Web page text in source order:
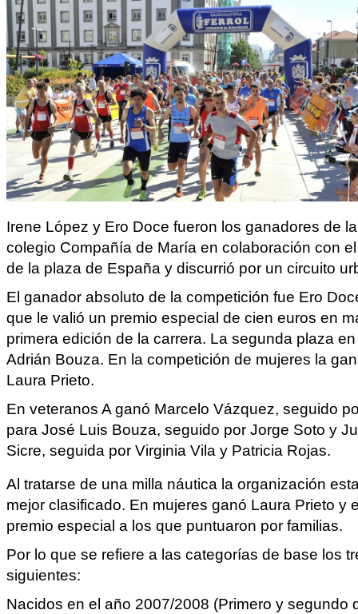
Irene López y Ero Doce fueron los ganadores de
colegio Compañía de María en colaboración con
de la plaza de España y discurrió por un circuito
El ganador absoluto de la competición fue Ero
que le valió un premio especial de cien euros en
primera edición de la carrera. La segunda plaza
Adrián Bouza. En la competición de mujeres la
Laura Prieto.
En veteranos A ganó Marcelo Vázquez, seguido
para José Luis Bouza, seguido por Jorge Soto y
Sicre, seguida por Virginia Vila y Patricia Rojas.
Al tratarse de una milla náutica la organización
mejor clasificado. En mujeres ganó Laura Prieto
premio especial a los que puntuaron por familias.
Por lo que se refiere a las categorías de base los
siguientes:
Nacidos en el año 2007/2008 (Primero y